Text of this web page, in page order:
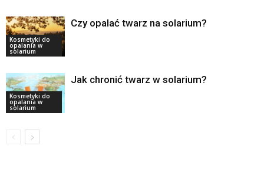
Kosmetyki do
opalania w
solarium
Czy opalać twarz na solarium?
Kosmetyki do
opalania w
solarium
Jak chronić twarz w solarium?